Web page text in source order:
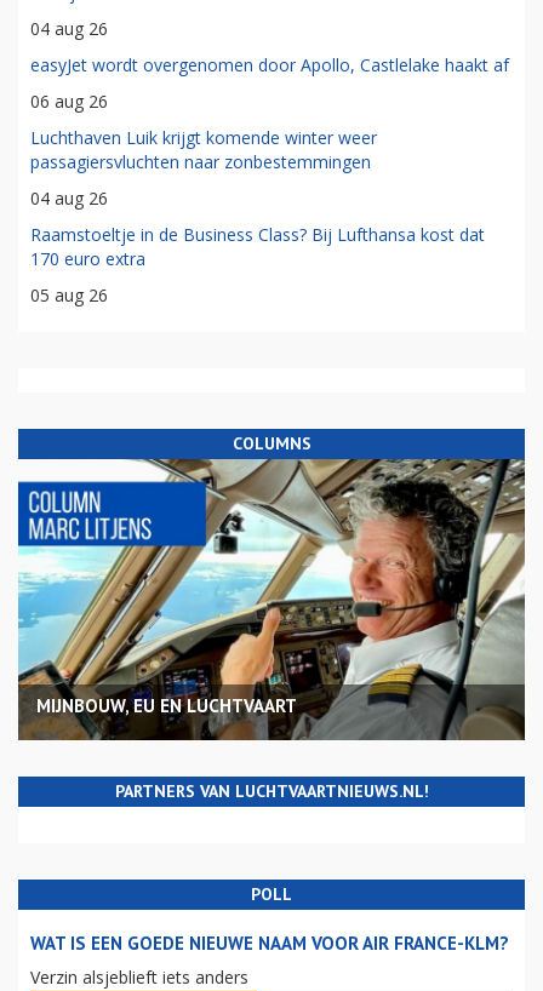
04 aug 26
easyJet wordt overgenomen door Apollo, Castlelake haakt af
06 aug 26
Luchthaven Luik krijgt komende winter weer
passagiersvluchten naar zonbestemmingen
04 aug 26
Raamstoeltje in de Business Class? Bij Lufthansa kost dat
170 euro extra
05 aug 26
COLUMNS
MIJNBOUW, EU EN LUCHTVAART
PARTNERS VAN LUCHTVAARTNIEUWS.NL!
POLL
WAT IS EEN GOEDE NIEUWE NAAM VOOR AIR FRANCE-KLM?
Verzin alsjeblieft iets anders